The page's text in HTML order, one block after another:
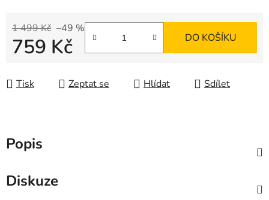
1 499 Kč –49 %
759 Kč DO KOŠÍKU
Tisk Zeptat se Hlídat Sdílet
Popis
Diskuze